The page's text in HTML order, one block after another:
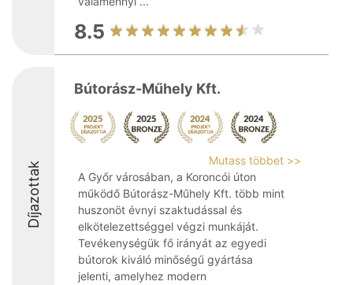
8.5
Díjazottak
Bútorász-Műhely Kft.
Mutass többet >>
A Győr városában, a Koroncói úton
működő Bútorász-Műhely Kft. több mint
huszonöt évnyi szaktudással és
elkötelezettséggel végzi munkáját.
Tevékenységük fő irányát az egyedi
bútorok kiváló minőségű gyártása
jelenti, amelyhez modern